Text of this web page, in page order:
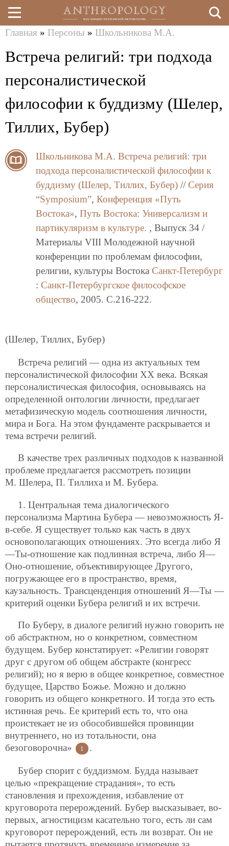
Перейти
к
здесь
Главная » Персоны » Школьникова М.А.
Встреча религий: три подхода
персоналистической
философии к буддизму (Шелер,
Тиллих, Бубер)
Школьникова М.А. Встреча религий: три
подхода персоналистической философии к
буддизму (Шелер, Тиллих, Бубер) // Серия
“Symposium”, Конференция «Путь
Востока», Путь Востока: Универсализм и
партикуляризм в культуре. , Выпуск 34 /
Материалы VIII Молодежной научной
конференции по проблемам философии,
религии, культуры Востока Санкт-Петербург
: Санкт-Петербургское философское
общество, 2005. C.216-222.
(Шелер, Тиллих, Бубер)
Встреча религий — одна из актуальных тем
персоналистической философии XX века. Всякая
персоналистическая философия, основываясь на
определенной онтологии личности, предлагает
метафизическую модель соотношения личности,
мира и Бога. На этом фундаменте раскрывается и
тема встречи религий.
В качестве трех различных подходов к названной
проблеме предлагается рассмотреть позиции
М. Шелера, П. Тиллиха и М. Бубера.
1. Центральная тема диалогического
персонализма Мартина Бубера — невозможность Я-
в-себе. Я существует только как часть в двух
основополагающих отношениях. Это всегда либо Я
—Ты-отношение как подлинная встреча, либо Я—
Оно-отношение, объективирующее Другого,
погружающее его в пространство, время,
каузальность. Трансценденция отношений Я—Ты —
критерий оценки Бубера религий и их встречи.
По Буберу, в диалоге религий нужно говорить не
об абстрактном, но о конкретном, совместном
будущем. Бубер констатирует: «Религии говорят
друг с другом об общем абстракте (конгресс
религий); но я верю в общее конкретное, совместное
будущее, Царство Божье. Можно и должно
говорить из общего конкретного. И тогда это есть
истинная речь. Ее критерий есть то, что она
проистекает не из обособившейся провинции
внутреннего, но из тотальности, она
безоговорочна»
1 .
Бубер спорит с буддизмом. Будда называет
целью «прекращение страдания», то есть
становления и прехождения, избавление от
круговорота перерождений. Бубер высказывает, во-
первых, агностицизм касательно того, есть ли сам
круговорот перерождений, есть ли возврат. Он не